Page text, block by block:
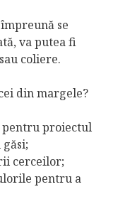
se
va putea fi
coliere.
din margele?
pentru proiectul
cerceilor;
pentru a